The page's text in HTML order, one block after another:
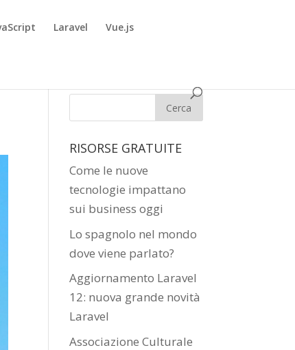
Laravel Vue.js
RISORSE GRATUITE
Come le nuove
tecnologie impattano
sui business oggi
Lo spagnolo nel mondo
dove viene parlato?
Aggiornamento Laravel
12: nuova grande novità
Laravel
Associazione Culturale